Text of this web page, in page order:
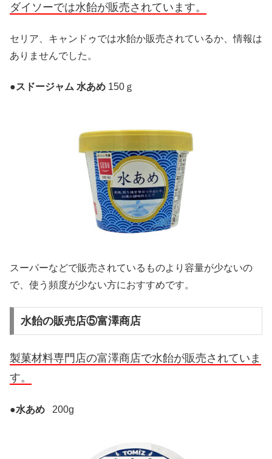
ダイソーでは水飴が販売されています。
セリア、キャンドゥでは水飴か販売されているか、情報は
ありませんでした。
●スドージャム 水あめ 150ｇ
スーパーなどで販売されているものより容量が少ないの
で、使う頻度が少ない方におすすめです。
水飴の販売店⑤富澤商店
製菓材料専門店の富澤商店で水飴が販売されていま
す。
●水あめ 200g